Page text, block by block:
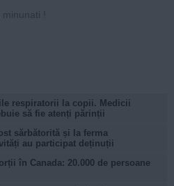
respiratorii la copii. Medicii
să fie atenți părinții
sărbătorită și la ferma
au participat deținuții
în Canada: 20.000 de persoane